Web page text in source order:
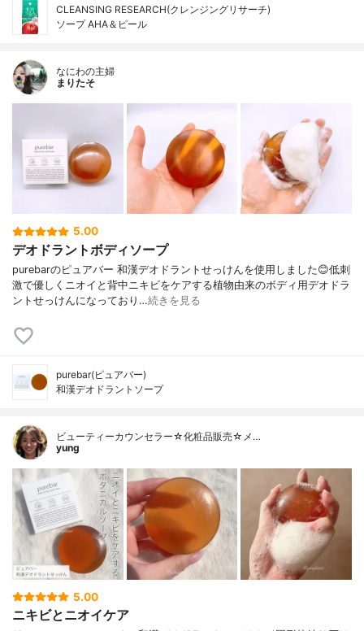
CLEANSING RESEARCH(クレンジングリサーチ)
ソープ AHA＆ピール
なにわの主婦
まりたそ
5.00
デオドラントボディソープ
purebarのピュアバー 和漢デオドラントせっけんを使用しました😊低刺
激で優しくニオイと背中ニキビをケアする植物由来のボディ用デオドラ
ントせっけんになっており…続きを見る
purebar(ピュアバー)
和漢デオドラントソープ
ビューティーカウンセラー☆化粧品販売☆メ…
yung
5.00
ニキビとニオイケア